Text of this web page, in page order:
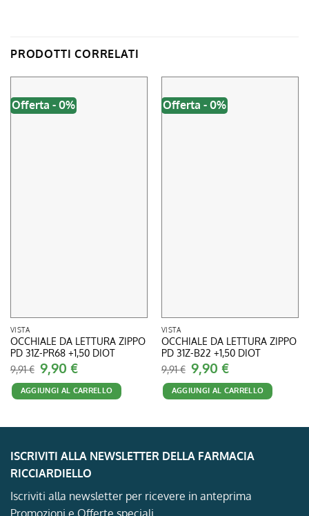
PRODOTTI CORRELATI
Offerta - 0%
VISTA
OCCHIALE DA LETTURA ZIPPO
PD 31Z-PR68 +1,50 DIOT
9,91€ Il
prezzo
originale
era:
9,91 €.
9,90 €Il
prezzo
attuale
è:
9,90 €.
AGGIUNGI AL CARRELLO
Offerta - 0%
VISTA
OCCHIALE DA LETTURA ZIPPO
PD 31Z-B22 +1,50 DIOT
9,91€ Il
prezzo
originale
era:
9,91 €.
9,90 €Il
prezzo
attuale
è:
9,90 €.
AGGIUNGI AL CARRELLO
ISCRIVITI ALLA NEWSLETTER DELLA FARMACIA
RICCIARDIELLO
Iscriviti alla newsletter per ricevere in anteprima